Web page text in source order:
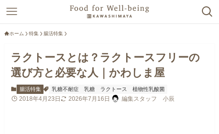
ホーム 特集 腸活特集
ラクトースとは？ラクトースフリーの
選び方と必要な人｜かわしま屋
腸活特集 乳糖不耐症 乳糖 ラクトース 植物性乳酸菌
2018年4月23日 2026年7月16日 編集スタッフ 小辰